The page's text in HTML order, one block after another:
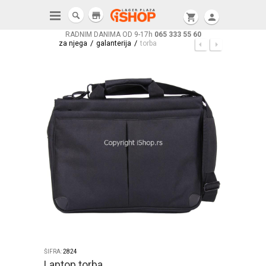
RADNIM DANIMA OD 9-17h 065 333 55 60
shopping_cart person
store
za njega / galanterija / torba
ŠIFRA:2824